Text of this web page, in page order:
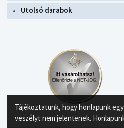
Utolsó darabok
Tájékoztatunk, hogy honlapunk
veszélyt nem jelentenek.